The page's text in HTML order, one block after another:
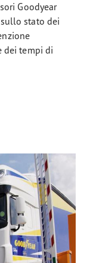
Goodyear
stato dei
dei tempi di